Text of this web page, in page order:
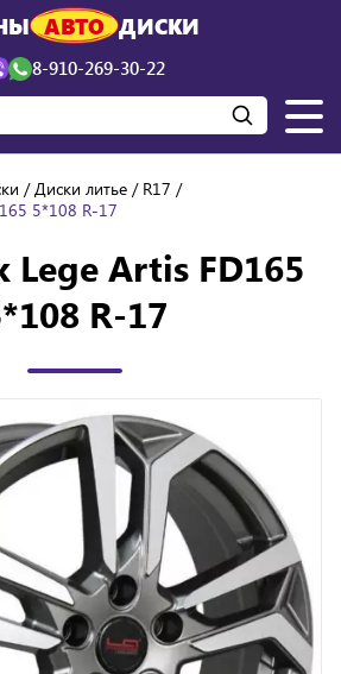
АВТО ДИСКИ
8-910-269-30-22
Диски литье
R17
5*108 R-17
Lege Artis FD165
R-17